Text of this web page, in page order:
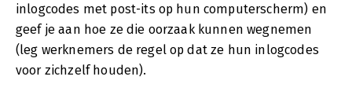
inlogcodes met post-its op hun computerscherm) en
geef je aan hoe ze die oorzaak kunnen wegnemen
(leg werknemers de regel op dat ze hun inlogcodes
voor zichzelf houden).